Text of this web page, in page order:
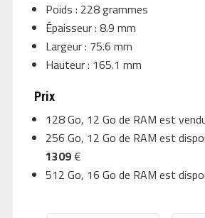
Poids : 228 grammes
Épaisseur : 8.9 mm
Largeur : 75.6 mm
Hauteur : 165.1 mm
Prix
128 Go, 12 Go de RAM est
256 Go, 12 Go de RAM est
1309€
512 Go, 16 Go de RAM est